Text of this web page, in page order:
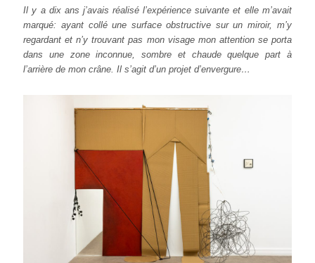
Il y a dix ans j’avais réalisé l’expérience suivante et elle m’avait
marqué: ayant collé une surface obstructive sur un miroir, m’y
regardant et n’y trouvant pas mon visage mon attention se porta
dans une zone inconnue, sombre et chaude quelque part à
l’arrière de mon crâne. Il s’agit d’un projet d’envergure…